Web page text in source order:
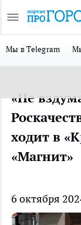
Мы в Telegram
«Не
ходит в
«Магнит»
6 октября